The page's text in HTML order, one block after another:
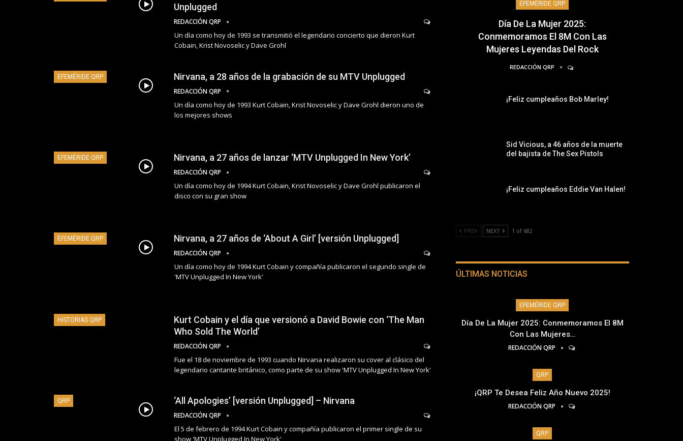
Unplugged
REDACCIÓN QRP
Un día como hoy de 1993 se transmitió el legendario concierto que dieron Kurt
Cobain, Krist Novoselic y Dave Grohl
EFEMÉRIDE QRP Nirvana, a 28 años de la grabación de su MTV Unplugged
REDACCIÓN QRP
Un día como hoy de 1993 Kurt Cobain, Krist Novoselic y Dave Grohl dieron uno de
los mejores shows
EFEMÉRIDE QRP Nirvana, a 27 años de lanzar ‘MTV Unplugged In New York’
REDACCIÓN QRP
Un día como hoy de 1994 Kurt Cobain, Krist Novoselic y Dave Grohl publicaron el
disco con su gran show
EFEMÉRIDE QRP Nirvana, a 27 años de ‘About A Girl’ [versión Unplugged]
REDACCIÓN QRP
Un día como hoy de 1994 Kurt Cobain y compañía publicaron el segundo single de
'MTV Unplugged In New York'
HISTORIAS QRP
Kurt Cobain y el día que versionó a David Bowie con ‘The Man
Who Sold The World’
REDACCIÓN QRP
Fue el 18 de noviembre de 1993 cuando Nirvana realizaron su cover al clásico del
legendario cantante británico, como parte de su show 'MTV Unplugged In New York'
QRP ‘All Apologies’ [versión Unplugged] – Nirvana
REDACCIÓN QRP
El 5 de febrero de 1994 Kurt Cobain y compañía publicaron el primer single de su
show 'MTV Unplugged In New York'
EFEMÉRIDE QRP
Día De La Mujer 2025:
Conmemoramos El 8M Con Las
Mujeres Leyendas Del Rock
REDACCIÓN QRP
¡Feliz cumpleaños Bob Marley!
Sid Vicious, a 46 años de la muerte
del bajista de The Sex Pistols
¡Feliz cumpleaños Eddie Van Halen!
PREV NEXT 1 of 682
ÚLTIMAS NOTICIAS
EFEMÉRIDE QRP
Día De La Mujer 2025: Conmemoramos El 8M
Con Las Mujeres…
REDACCIÓN QRP
QRP
¡QRP Te Desea Feliz Año Nuevo 2025!
REDACCIÓN QRP
QRP